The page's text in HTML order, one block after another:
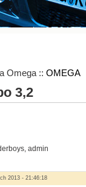
Omega :: OMEGA
3,2
admin
2013 - 21:46:18